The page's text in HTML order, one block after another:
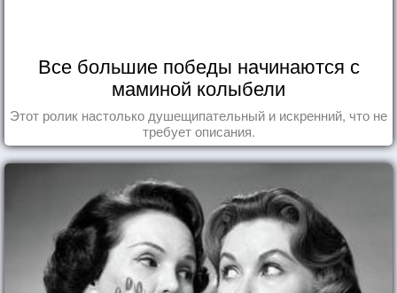
Все большие победы начинаются с
маминой колыбели
Этот ролик настолько душещипательный и искренний, что не
требует описания.